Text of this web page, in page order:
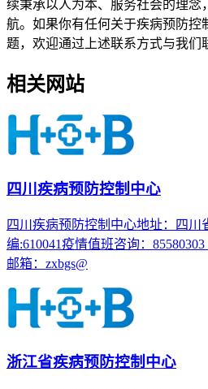
续秉承以人为本、服务社会的理念
航。如果你有任何关于疾病预防控
题，欢迎通过上述联系方式与我们
相关网站
四川疾病预防控制中心
四川疾病预防控制中心地址：四川
编:610041疫情值班咨询：
邮箱：zxbgs@
浙江省疾病预防控制中心